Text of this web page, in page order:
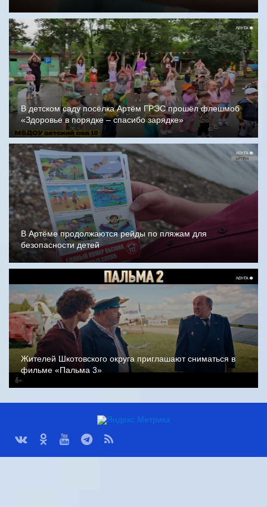
В детском саду посёлка Артём ГРЭС прошёл флешмоб
«Здоровье в порядке – спасибо зарядке»
В Артёме продолжаются рейды по пляжам для
безопасности детей
Жителей Шкотовского округа приглашают сниматься в
фильме «Пальма 3»